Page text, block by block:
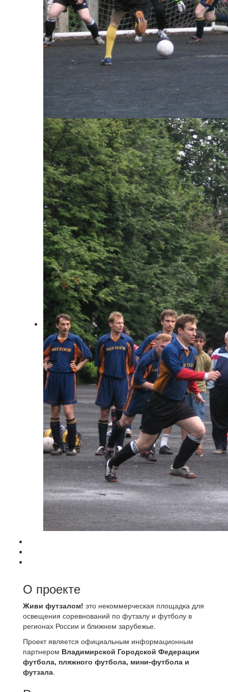
О проекте
Живи футзалом! это некоммерческая площадка для
освещения соревнований по футзалу и футболу в
регионах России и ближнем зарубежье.
Проект является официальным информационным
партнером Владимирской Городской Федерации
футбола, пляжного футбола, мини-футбола и
футзала.